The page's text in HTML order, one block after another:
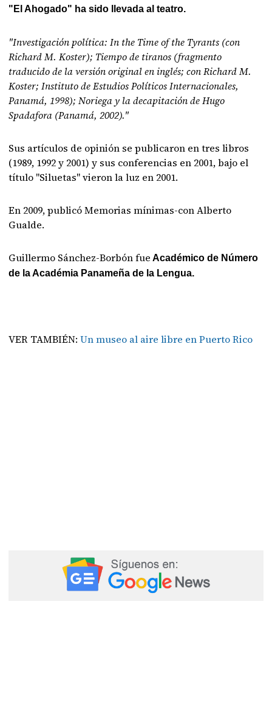
"El Ahogado" ha sido llevada al teatro.
"Investigación política: In the Time of the Tyrants (con
Richard M. Koster); Tiempo de tiranos (fragmento
traducido de la versión original en inglés; con Richard M.
Koster; Instituto de Estudios Políticos Internacionales,
Panamá, 1998); Noriega y la decapitación de Hugo
Spadafora (Panamá, 2002)."
Sus artículos de opinión se publicaron en tres libros
(1989, 1992 y 2001) y sus conferencias en 2001, bajo el
título "Siluetas" vieron la luz en 2001.
En 2009, publicó Memorias mínimas-con Alberto
Gualde.
Guillermo Sánchez-Borbón fue Académico de Número
de la Académia Panameña de la Lengua.
VER TAMBIÉN:Un museo al aire libre en Puerto Rico